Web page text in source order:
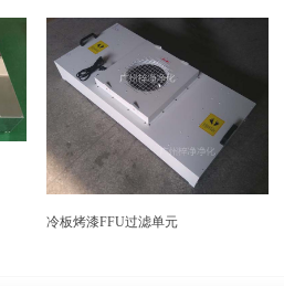
冷板烤漆FFU过滤单元